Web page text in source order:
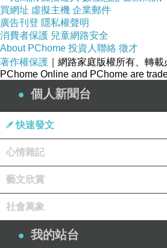
買網址 虛擬主機 企業郵件
廣告刊登 隱私權聲明
消費者保護 兒童網路安全
About PChome 投資人聯絡 徵才
著作權保護 ｜網路家庭版權所有、轉載
PChome Online and PChome are
個人新聞台
快速發文
心情雜記
藝文欣賞
社會萬象
我的站台